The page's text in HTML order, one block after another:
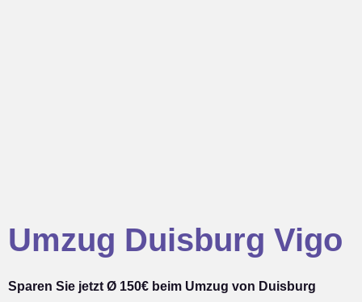
Umzug Duisburg Vigo
Sparen Sie jetzt Ø 150€ beim Umzug von Duisburg